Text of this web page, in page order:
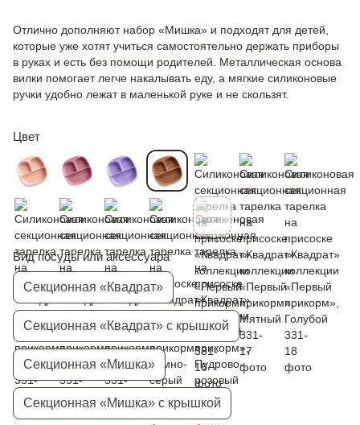
Отлично дополняют набор «Мишка» и подходят для детей,
которые уже хотят учиться самостоятельно держать приборы
в руках и есть без помощи родителей. Металлическая основа
вилки помогает легче накалывать еду, а мягкие силиконовые
ручки удобно лежат в маленькой руке и не скользят.
Цвет
Вид посуды или аксессуара
Секционная «Квадрат»
Секционная «Квадрат» с крышкой
Секционная «Мишка»
Секционная «Мишка» с крышкой